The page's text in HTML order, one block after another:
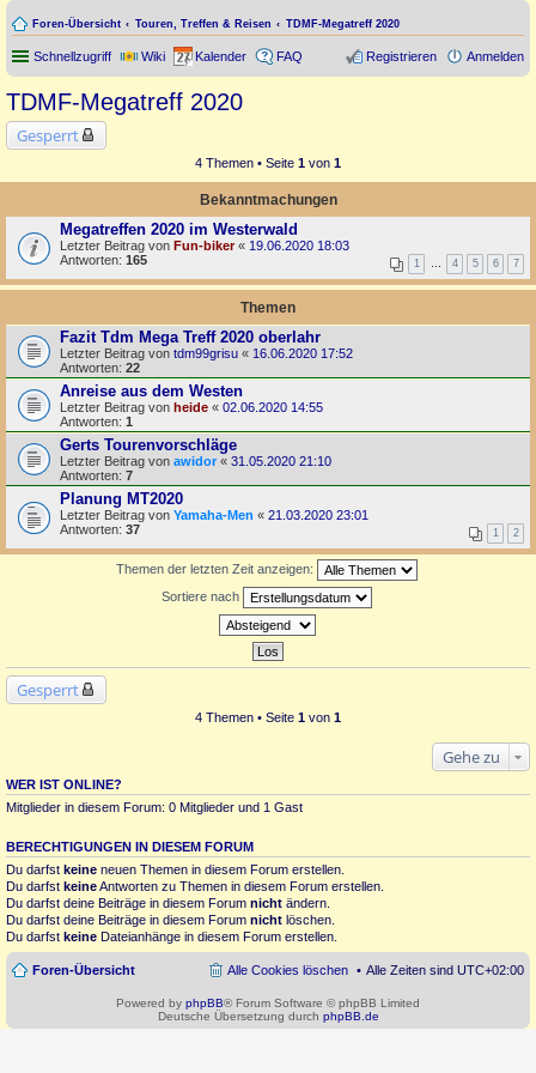
Foren-Übersicht Touren, Treffen & Reisen TDMF-Megatreff 2020
Schnellzugriff Wiki Kalender FAQ Anmelden
Registrieren
TDMF-Megatreff 2020
Gesperrt
4 Themen • Seite 1 von 1
Bekanntmachungen
Megatreffen 2020 im Westerwald
Letzter Beitrag von Fun-biker« 19.06.2020 18:03
Antworten: 165 1 … 4 5 6 7
Themen
Fazit Tdm Mega Treff 2020 oberlahr
Letzter Beitrag von tdm99grisu « 16.06.2020 17:52
Antworten: 22
Anreise aus dem Westen
Letzter Beitrag von heide « 02.06.2020 14:55
Antworten: 1
Gerts Tourenvorschläge
Letzter Beitrag von awidor « 31.05.2020 21:10
Antworten: 7
Planung MT2020
Letzter Beitrag von Yamaha-Men « 21.03.2020 23:01
Antworten: 37 1 2
Themen der letzten Zeit anzeigen:
Sortiere nach
Gesperrt
4 Themen • Seite 1 von 1
Gehe zu
WER IST ONLINE?
Mitglieder in diesem Forum: 0 Mitglieder und 1 Gast
BERECHTIGUNGEN IN DIESEM FORUM
Du darfst keine neuen Themen in diesem Forum erstellen.
Du darfst keineAntworten zu Themen in diesem Forum erstellen.
Du darfst deine Beiträge in diesem Forum nicht ändern.
Du darfst deine Beiträge in diesem Forum nicht löschen.
Du darfst keine Dateianhänge in diesem Forum erstellen.
Foren-Übersicht Alle Zeiten sind UTC+02:00
Alle Cookies löschen
Powered by phpBB® Forum Software © phpBB Limited
Deutsche Übersetzung durch phpBB.de